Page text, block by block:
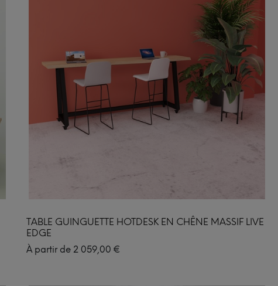
TABLE GUINGUETTE HOTDESK EN CHÊNE MASSIF LIVE
EDGE
À partir de 2 059,00 €